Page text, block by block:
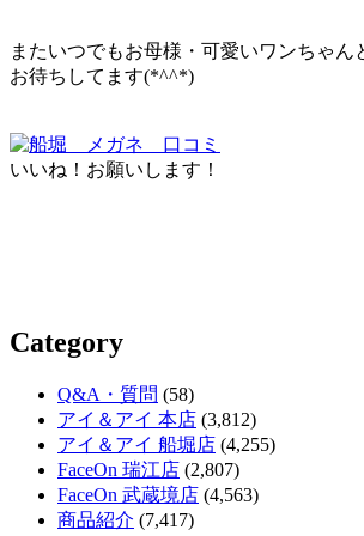
またいつでもお母様・可愛いワンちゃ
お待ちしてます(*^^*)
いいね！お願いします！
Category
Q&A・質問 (58)
アイ＆アイ 本店 (3,812)
アイ＆アイ 船堀店 (4,255)
FaceOn 瑞江店 (2,807)
FaceOn 武蔵境店 (4,563)
商品紹介 (7,417)